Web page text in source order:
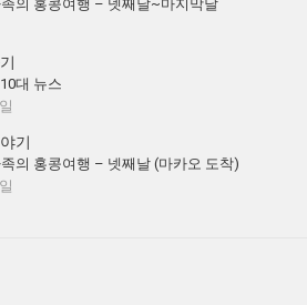
족의 홍콩여행 – 넷째날~마지막날
대 뉴스
기
족의 홍콩여행 – 넷째날 (마카오 도착)